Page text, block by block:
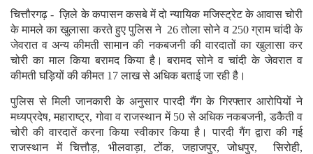
चित्तौरगढ़ - ज़िले के कपासन कसबे में दो न्यायिक मजिस्ट्रेट के आवास चोरी
के मामले का खुलासा करते हुए पुलिस ने 26 तोला सोने व 250 ग्राम चांदी के
जेवरात व अन्य कीमती सामान की नकबजनी की वारदातों का खुलासा कर
चोरी का माल किया बरामद किया है। बरामद सोने व चांदी के जेवरात व
कीमती घड़ियों की कीमत 17 लाख से अधिक बताई जा रही है।
पुलिस से मिली जानकारी के अनुसार पारदी गैंग के गिरफ्तार आरोपियों ने
मध्यप्रदेष, महाराष्ट्र, गोवा व राजस्थान में 50 से अधिक नकबजनी, डकैती व
चोरी की वारदातें करना किया स्वीकार किया है। पारदी गैंग द्वारा की गई
राजस्थान में चित्तौड़, भीलवाड़ा, टोंक, जहाजपुर, जोधपुर, सिरोही,